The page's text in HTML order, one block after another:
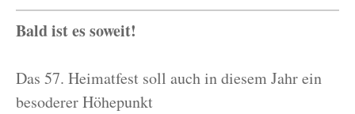
Bald ist es soweit!
Das 57. Heimatfest soll auch in diesem Jahr ein
besoderer Höhepunkt